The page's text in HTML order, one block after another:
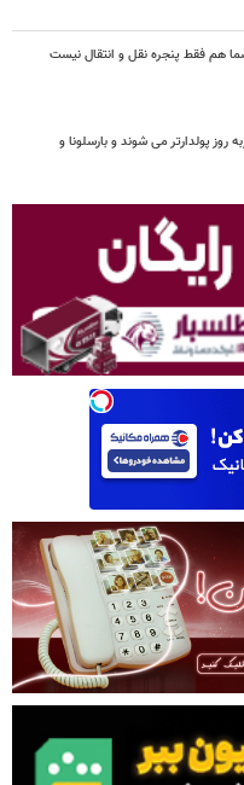
هم فقط پنجره نقل و انتقال نیست
روز پولدارتر می شوند و بارسلونا و